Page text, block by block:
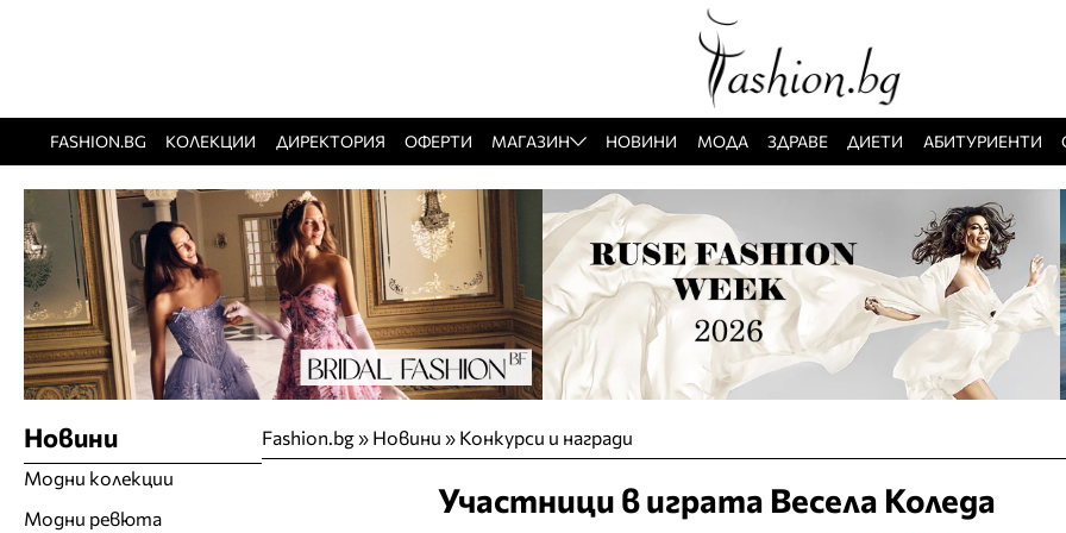
FASHION.BG КОЛЕКЦИИ ДИРЕКТОРИЯ ОФЕРТИ МАГАЗИН НОВИНИ МОДА ЗДРАВЕ ДИЕТИ АБИТУРИЕНТИ
Fashion.bg» Новини » Конкурси и награди
Участници в играта Весела Коледа
Новини
Модни колекции
Модни ревюта